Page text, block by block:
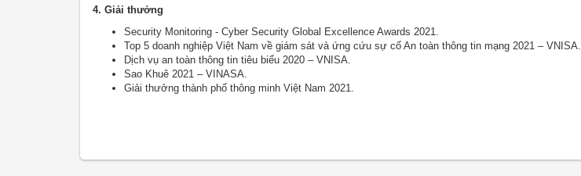
4. Giải thưởng
Security Monitoring - Cyber Security Global Excellence Awards 2021.
Top 5 doanh nghiệp Việt Nam về giám sát và ứng cứu sự cố An toàn thông tin mạng 2021 – VNISA.
Dịch vụ an toàn thông tin tiêu biểu 2020 – VNISA.
Sao Khuê 2021 – VINASA.
Giải thưởng thành phố thông minh Việt Nam 2021.